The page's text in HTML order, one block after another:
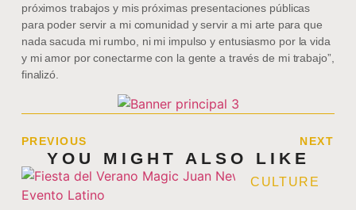
próximos trabajos y mis próximas presentaciones públicas
para poder servir a mi comunidad y servir a mi arte para que
nada sacuda mi rumbo, ni mi impulso y entusiasmo por la vida
y mi amor por conectarme con la gente a través de mi trabajo”,
finalizó.
PREVIOUS NEXT
YOU MIGHT ALSO LIKE
CULTURE